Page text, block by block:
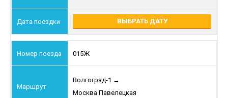
ВЫБРАТЬ ДАТУ
015Ж
Волгоград-1 →
Москва Павелецкая